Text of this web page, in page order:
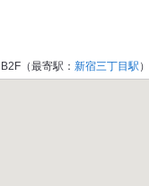
（最寄駅： 新宿三丁目駅 ）